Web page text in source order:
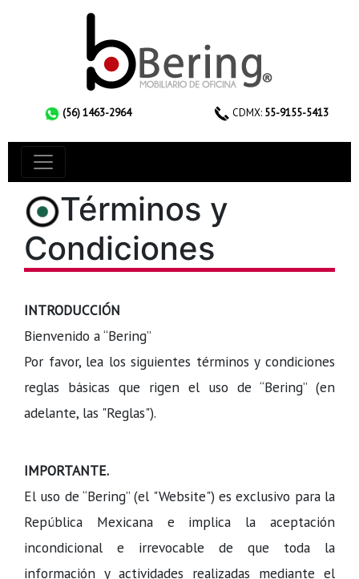
(56) 1463-2964 CDMX: 55-9155-5413
Términos y
Condiciones
INTRODUCCIÓN
Bienvenido a “Bering”
Por favor, lea los siguientes términos y condiciones
reglas básicas que rigen el uso de “Bering” (en
adelante, las "Reglas").
IMPORTANTE.
El uso de “Bering” (el "Website") es exclusivo para la
República Mexicana e implica la aceptación
incondicional e irrevocable de que toda la
información y actividades realizadas mediante el